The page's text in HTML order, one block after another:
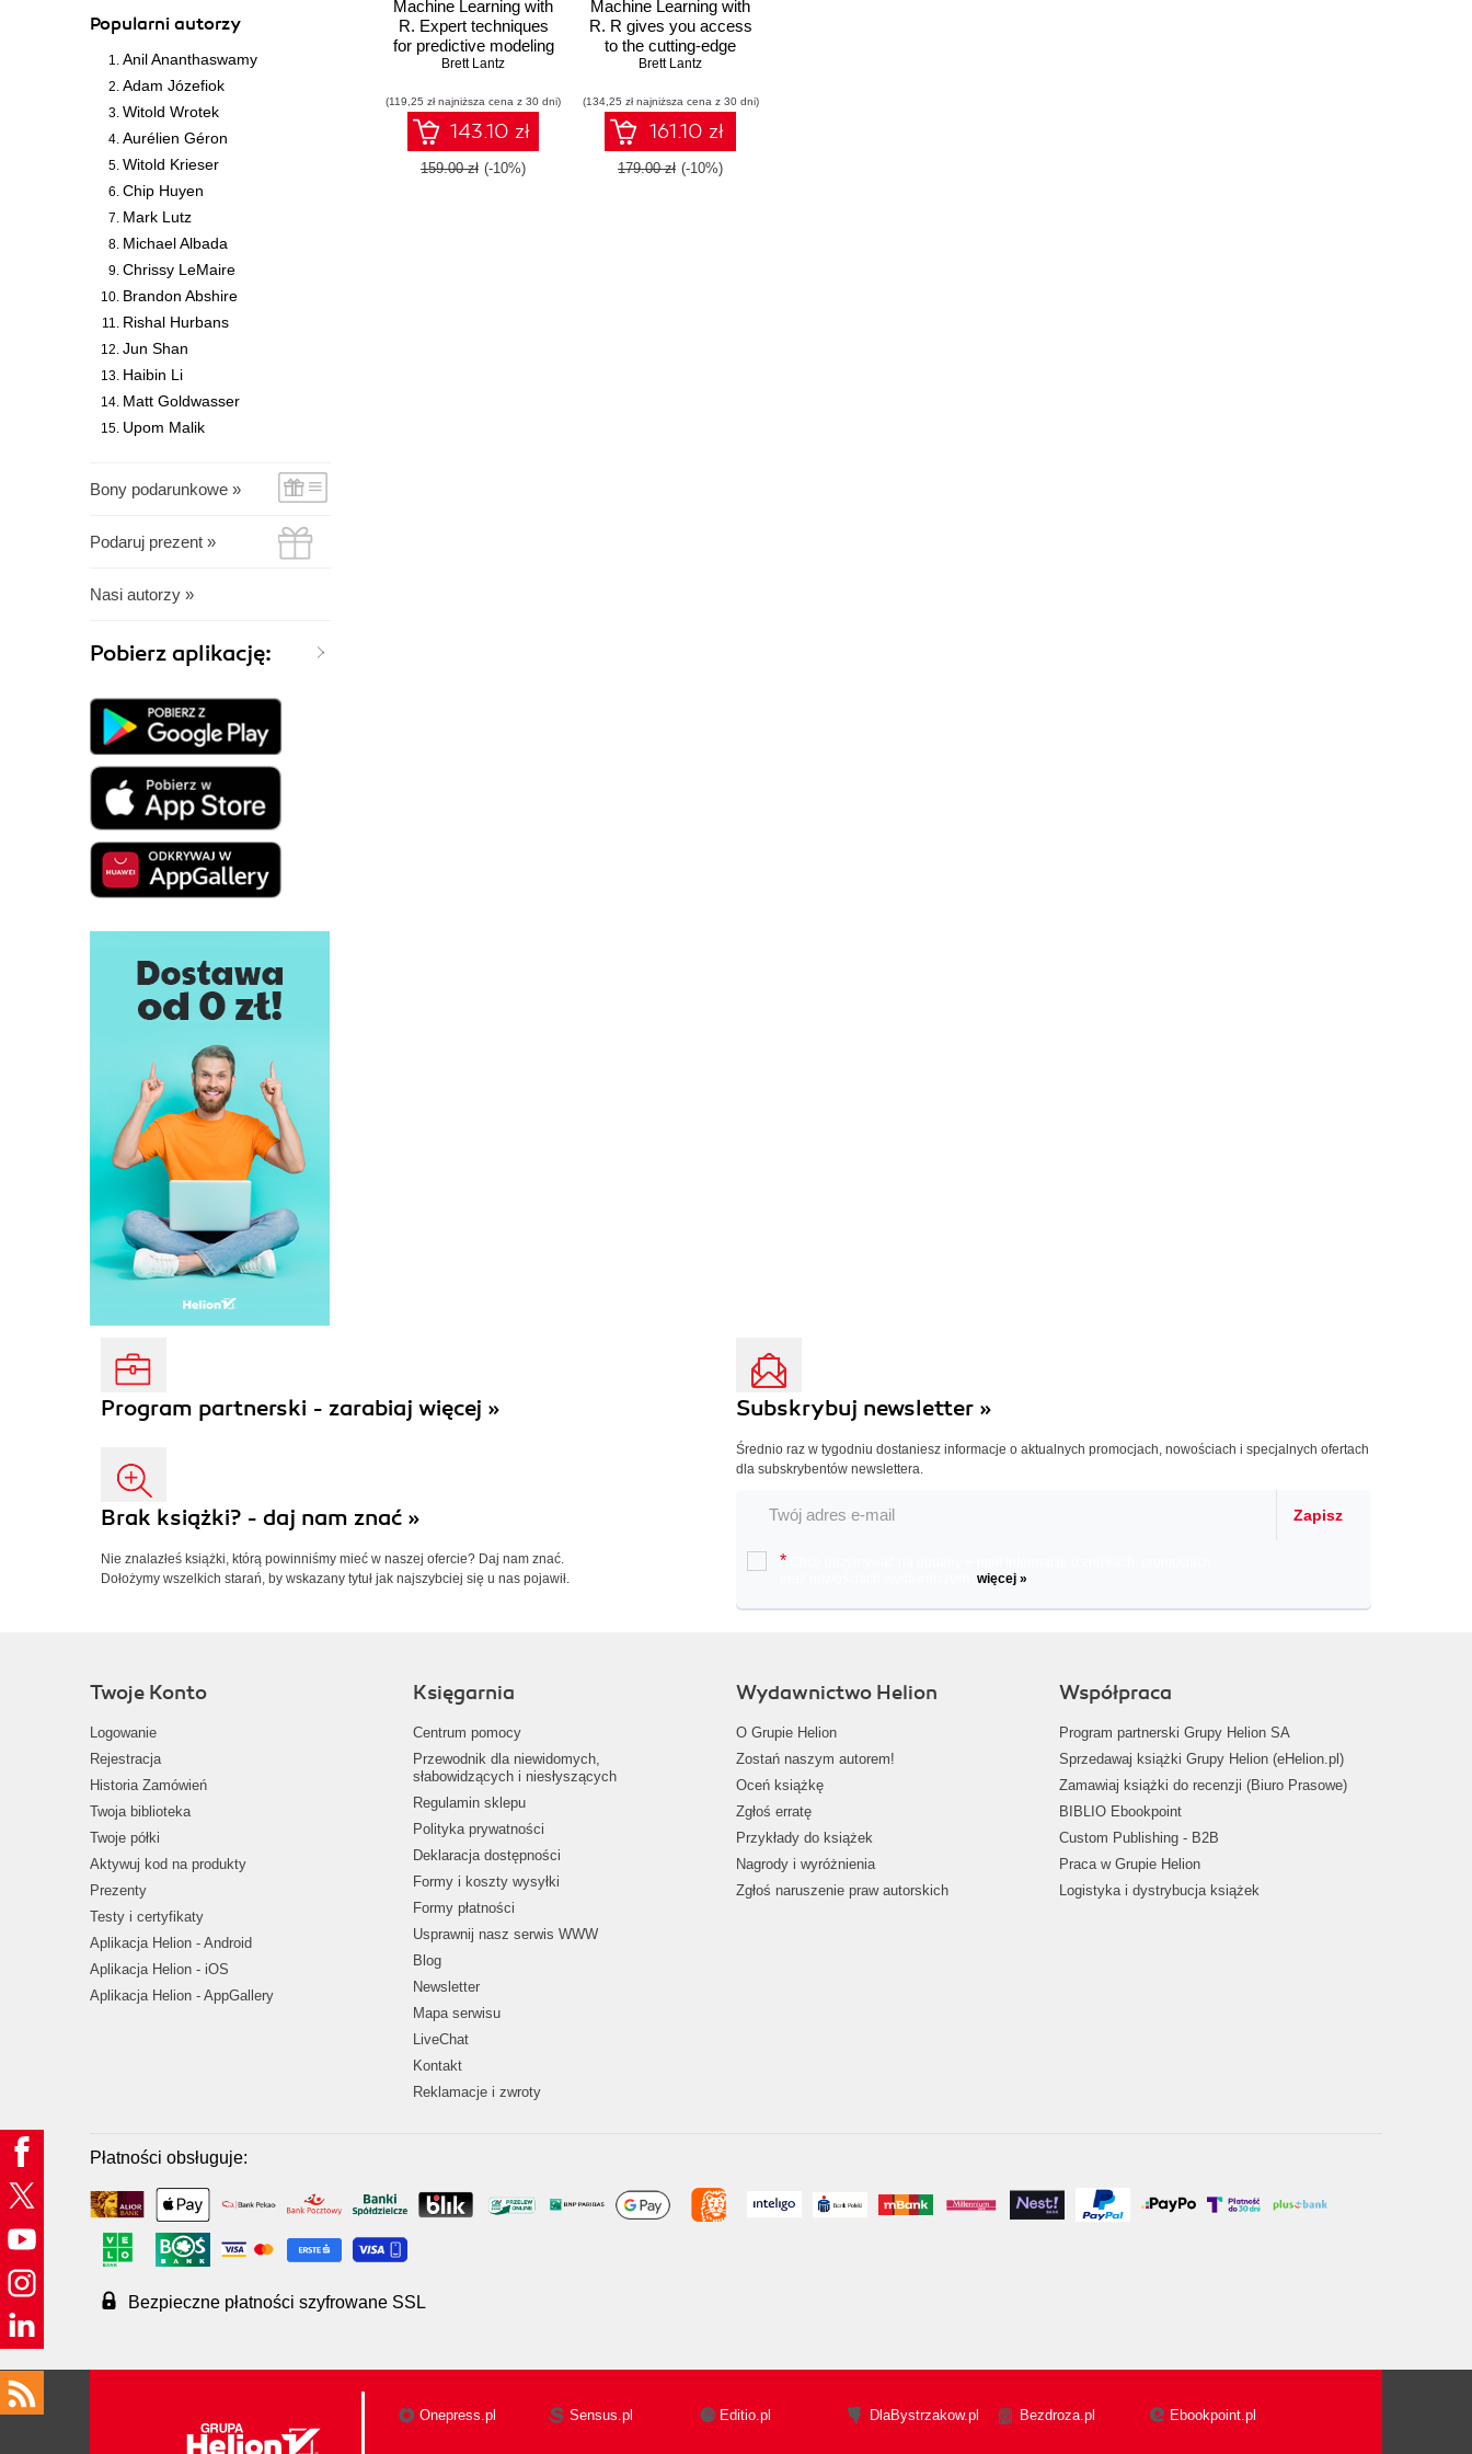
Popularni autorzy
Anil Ananthaswamy
Adam Józefiok
Witold Wrotek
Aurélien Géron
Witold Krieser
Chip Huyen
Mark Lutz
Michael Albada
Chrissy LeMaire
Brandon Abshire
Rishal Hurbans
Jun Shan
Haibin Li
Matt Goldwasser
Upom Malik
Bony podarunkowe »
Podaruj prezent »
Nasi autorzy »
Pobierz aplikację:
Machine Learning with
R. Expert techniques
for predictive modeling
to solve all your data
Second Edition
Brett Lantz
(119,25 zł najniższa cena z 30 dni)
143.10 zł
159.00 zł (-10%)
Machine Learning with
R. R gives you access
to the cutting-edge
software you need to
machine learning. No
previous knowledge
required ‚Äì this book
will take you
Brett Lantz
(134,25 zł najniższa cena z 30 dni)
161.10 zł
179.00 zł (-10%)
Program partnerski - zarabiaj więcej »
Brak książki? - daj nam znać »
Nie znalazłeś książki, którą powinniśmy mieć w naszej ofercie? Daj nam znać.
Dołożymy wszelkich starań, by wskazany tytuł jak najszybciej się u nas pojawił.
Subskrybuj newsletter »
Średnio raz w tygodniu dostaniesz informacje o aktualnych promocjach, nowościach i specjalnych ofertach
dla subskrybentów newslettera.
Zapisz
*
więcej »
Twoje Konto
Logowanie
Rejestracja
Historia Zamówień
Twoja biblioteka
Twoje półki
Aktywuj kod na produkty
Prezenty
Testy i certyfikaty
Aplikacja Helion - Android
Aplikacja Helion - iOS
Aplikacja Helion - AppGallery
Księgarnia
Centrum pomocy
Przewodnik dla niewidomych,
słabowidzących i niesłyszących
Regulamin sklepu
Polityka prywatności
Deklaracja dostępności
Formy i koszty wysyłki
Formy płatności
Usprawnij nasz serwis WWW
Blog
Newsletter
Mapa serwisu
LiveChat
Kontakt
Reklamacje i zwroty
Wydawnictwo Helion
O Grupie Helion
Zostań naszym autorem!
Oceń książkę
Zgłoś erratę
Przykłady do książek
Nagrody i wyróżnienia
Zgłoś naruszenie praw autorskich
Współpraca
Program partnerski Grupy Helion SA
Sprzedawaj książki Grupy Helion (eHelion.pl)
Zamawiaj książki do recenzji (Biuro Prasowe)
BIBLIO Ebookpoint
Custom Publishing - B2B
Praca w Grupie Helion
Logistyka i dystrybucja książek
Płatności obsługuje:
Bezpieczne płatności szyfrowane SSL
Onepress.pl Sensus.pl Editio.pl DlaBystrzakow.pl Bezdroza.pl Ebookpoint.pl